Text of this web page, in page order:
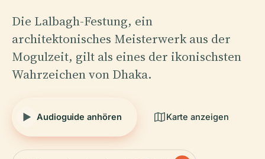
Die Lalbagh-Festung, ein
architektonisches Meisterwerk aus der
Mogulzeit, gilt als eines der ikonischsten
Wahrzeichen von Dhaka.
Audioguide anhören Karte anzeigen